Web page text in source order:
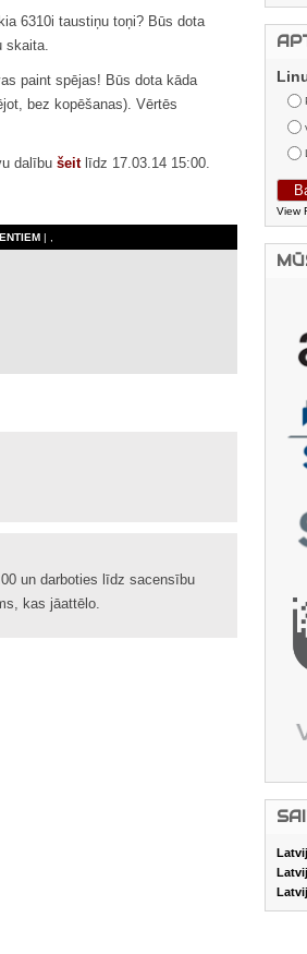
6310i taustiņu toņi? Būs dota
skaita.
paint spējas! Būs dota kāda
bez kopēšanas). Vērtēs
dalību šeit līdz 17.03.14 15:00.
| ,
un darboties līdz sacensību
kas jāattēlo.
View